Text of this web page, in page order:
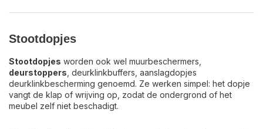
Stootdopjes
Stootdopjes worden ook wel muurbeschermers,
deurstoppers , deurklinkbuffers, aanslagdopjes
deurklinkbescherming genoemd. Ze werken simpel: het dopje
vangt de klap of wrijving op, zodat de ondergrond of het
meubel zelf niet beschadigt.